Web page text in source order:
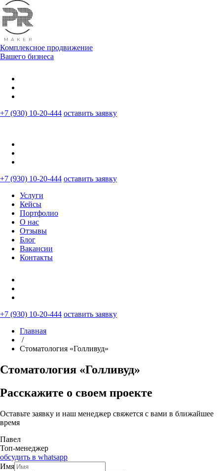
Комплексное продвижение
Вашего бизнеса
+7 (930) 10-20-444 оставить заявку
+7 (930) 10-20-444 оставить заявку
Услуги
Кейсы
Портфолио
О нас
Отзывы
Блог
Вакансии
Контакты
+7 (930) 10-20-444 оставить заявку
Главная
/
Стоматология «Голливуд»
Стоматология «Голливуд»
Расскажите о своем проекте
Оставьте заявку и наш менеджер свяжется с вами в ближайшее
время
Павел
Топ-менеджер
обсудить в whatsapp
Имя